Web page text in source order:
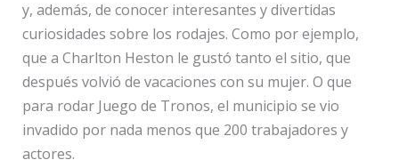
y, además, de conocer interesantes y divertidas
curiosidades sobre los rodajes. Como por ejemplo,
que a Charlton Heston le gustó tanto el sitio, que
después volvió de vacaciones con su mujer. O que
para rodar Juego de Tronos, el municipio se vio
invadido por nada menos que 200 trabajadores y
actores.